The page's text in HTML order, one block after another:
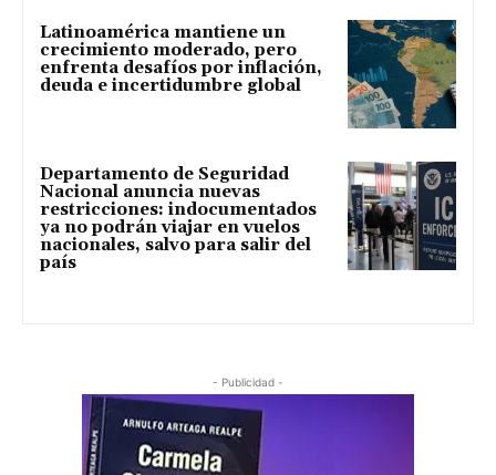
Latinoamérica mantiene un
crecimiento moderado, pero
enfrenta desafíos por inflación,
deuda e incertidumbre global
Departamento de Seguridad
Nacional anuncia nuevas
restricciones: indocumentados
ya no podrán viajar en vuelos
nacionales, salvo para salir del
país
- Publicidad -